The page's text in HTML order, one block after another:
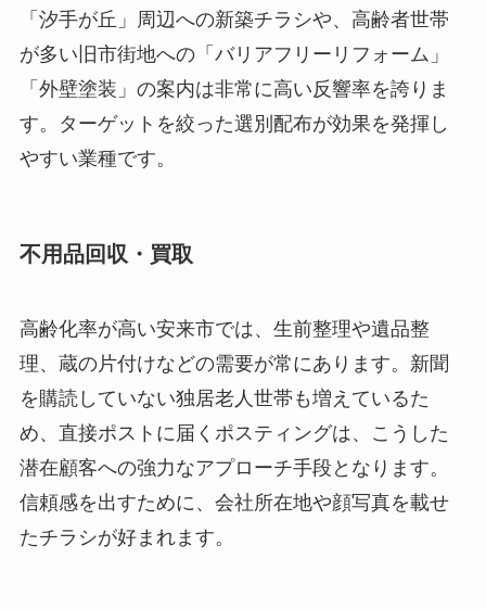
「汐手が丘」周辺への新築チラシや、高齢者世帯
が多い旧市街地への「バリアフリーリフォーム」
「外壁塗装」の案内は非常に高い反響率を誇りま
す。ターゲットを絞った選別配布が効果を発揮し
やすい業種です。
不用品回収・買取
高齢化率が高い安来市では、生前整理や遺品整
理、蔵の片付けなどの需要が常にあります。新聞
を購読していない独居老人世帯も増えているた
め、直接ポストに届くポスティングは、こうした
潜在顧客への強力なアプローチ手段となります。
信頼感を出すために、会社所在地や顔写真を載せ
たチラシが好まれます。